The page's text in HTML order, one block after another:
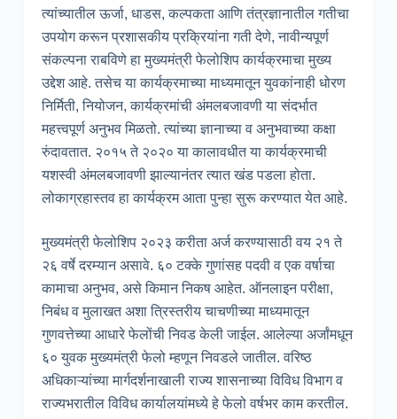
त्यांच्यातील ऊर्जा, धाडस, कल्पकता आणि तंत्रज्ञानातील गतीचा
उपयोग करून प्रशासकीय प्रक्रियांना गती देणे, नावीन्यपूर्ण
संकल्पना राबविणे हा मुख्यमंत्री फेलोशिप कार्यक्रमाचा मुख्य
उद्देश आहे. तसेच या कार्यक्रमाच्या माध्यमातून युवकांनाही धोरण
निर्मिती, नियोजन, कार्यक्रमांची अंमलबजावणी या संदर्भात
महत्त्वपूर्ण अनुभव मिळतो. त्यांच्या ज्ञानाच्या व अनुभवाच्या कक्षा
रुंदावतात. २०१५ ते २०२० या कालावधीत या कार्यक्रमाची
यशस्वी अंमलबजावणी झाल्यानंतर त्यात खंड पडला होता.
लोकाग्रहास्तव हा कार्यक्रम आता पुन्हा सुरू करण्यात येत आहे.
मुख्यमंत्री फेलोशिप २०२३ करीता अर्ज करण्यासाठी वय २१ ते
२६ वर्षे दरम्यान असावे. ६० टक्के गुणांसह पदवी व एक वर्षाचा
कामाचा अनुभव, असे किमान निकष आहेत. ऑनलाइन परीक्षा,
निबंध व मुलाखत अशा त्रिस्तरीय चाचणीच्या माध्यमातून
गुणवत्तेच्या आधारे फेलोंची निवड केली जाईल. आलेल्या अर्जांमधून
६० युवक मुख्यमंत्री फेलो म्हणून निवडले जातील. वरिष्ठ
अधिकाऱ्यांच्या मार्गदर्शनाखाली राज्य शासनाच्या विविध विभाग व
राज्यभरातील विविध कार्यालयांमध्ये हे फेलो वर्षभर काम करतील.